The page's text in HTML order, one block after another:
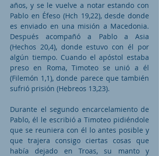
años, y se le vuelve a notar estando con
Pablo en Éfeso (Hch 19,22), desde donde
es enviado en una misión a Macedonia.
Después acompañó a Pablo a Asia
(Hechos 20,4), donde estuvo con él por
algún tiempo. Cuando el apóstol estaba
preso en Roma, Timoteo se unió a él
(Filemón 1,1), donde parece que también
sufrió prisión (Hebreos 13,23).
Durante el segundo encarcelamiento de
Pablo, él le escribió a Timoteo pidiéndole
que se reuniera con él lo antes posible y
que trajera consigo ciertas cosas que
había dejado en Troas, su manto y